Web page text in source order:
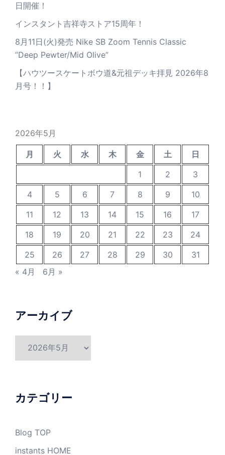
日開催！
インスタント吉祥寺ストア15周年！
8月11日(火)発売 Nike SB Zoom Tennis Classic
”Deep Pewter/Mid Olive”
【ハウツースケートボウ道&元祖デッキ拝見 2026年8
月号！！】
2026年5月
月 火 水 木 金 土
日
1
2
3
4
5 6 7 8 9
10
11
12 13 14 15 16
17
18
19 20 21 22 23
24
25
26 27 28 29 30
31
« 4月
6月 »
アーカイブ
ブ
カテゴリー
Blog TOP
instants HOME